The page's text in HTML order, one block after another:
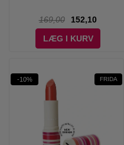
169,00
152,10
LÆG I KURV
-10% FRIDA